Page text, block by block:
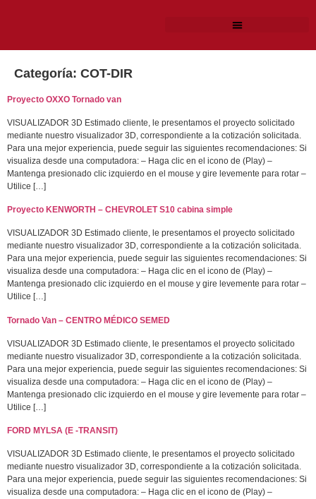
Categoría: COT-DIR
Proyecto OXXO Tornado van
VISUALIZADOR 3D Estimado cliente, le presentamos el proyecto solicitado
mediante nuestro visualizador 3D, correspondiente a la cotización solicitada.
Para una mejor experiencia, puede seguir las siguientes recomendaciones: Si
visualiza desde una computadora: – Haga clic en el icono de (Play) –
Mantenga presionado clic izquierdo en el mouse y gire levemente para rotar –
Utilice […]
Proyecto KENWORTH – CHEVROLET S10 cabina simple
VISUALIZADOR 3D Estimado cliente, le presentamos el proyecto solicitado
mediante nuestro visualizador 3D, correspondiente a la cotización solicitada.
Para una mejor experiencia, puede seguir las siguientes recomendaciones: Si
visualiza desde una computadora: – Haga clic en el icono de (Play) –
Mantenga presionado clic izquierdo en el mouse y gire levemente para rotar –
Utilice […]
Tornado Van – CENTRO MÉDICO SEMED
VISUALIZADOR 3D Estimado cliente, le presentamos el proyecto solicitado
mediante nuestro visualizador 3D, correspondiente a la cotización solicitada.
Para una mejor experiencia, puede seguir las siguientes recomendaciones: Si
visualiza desde una computadora: – Haga clic en el icono de (Play) –
Mantenga presionado clic izquierdo en el mouse y gire levemente para rotar –
Utilice […]
FORD MYLSA (E -TRANSIT)
VISUALIZADOR 3D Estimado cliente, le presentamos el proyecto solicitado
mediante nuestro visualizador 3D, correspondiente a la cotización solicitada.
Para una mejor experiencia, puede seguir las siguientes recomendaciones: Si
visualiza desde una computadora: – Haga clic en el icono de (Play) –